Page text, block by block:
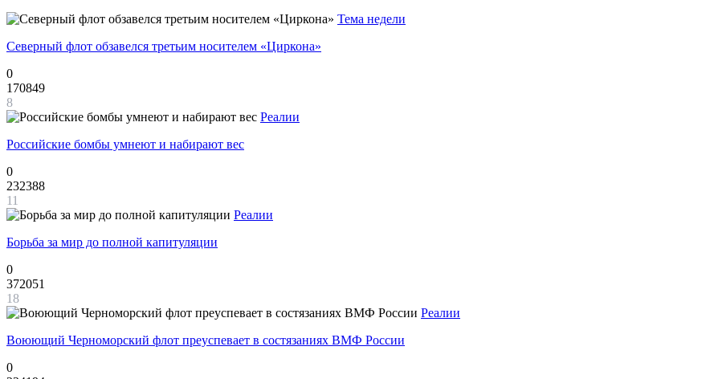
Тема недели
Северный флот обзавелся третьим носителем «Циркона»
0
170849
8
Реалии
Российские бомбы умнеют и набирают вес
0
232388
11
Реалии
Борьба за мир до полной капитуляции
0
372051
18
Реалии
Воюющий Черноморский флот преуспевает в состязаниях ВМФ России
0